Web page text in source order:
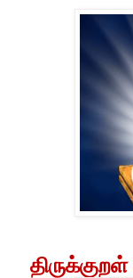
திருக்குறள்